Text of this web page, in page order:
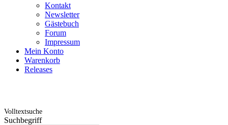
Kontakt
Newsletter
Gästebuch
Forum
Impressum
Mein Konto
Warenkorb
Releases
Volltextsuche
Suchbegriff